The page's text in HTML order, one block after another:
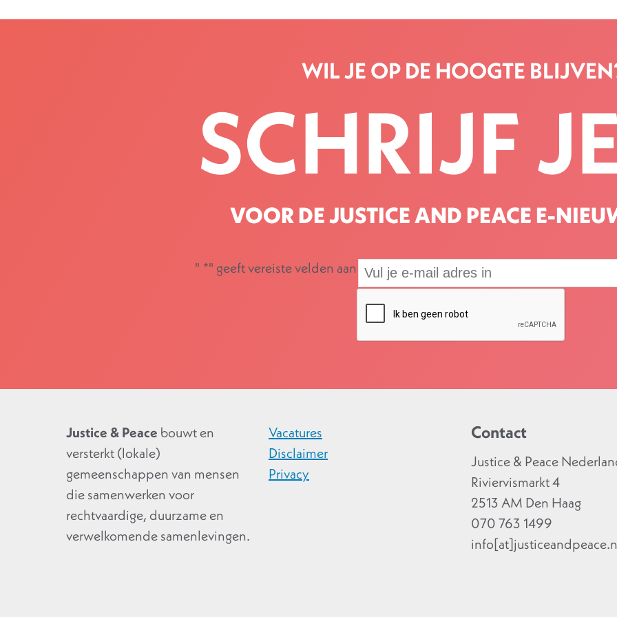
WIL JE OP DE HOOGTE
SCHRIJF
VOOR DE JUSTICE AND PEACE E-
" *" geeft vereiste velden aan
Justice & Peace bouwt en
versterkt (lokale)
gemeenschappen van mensen
die samenwerken voor
rechtvaardige, duurzame en
verwelkomende samenlevingen.
Vacatures
Disclaimer
Privacy
Contact
Justice & Peace
Riviervismarkt 4
2513 AM Den Haag
070 763 1499